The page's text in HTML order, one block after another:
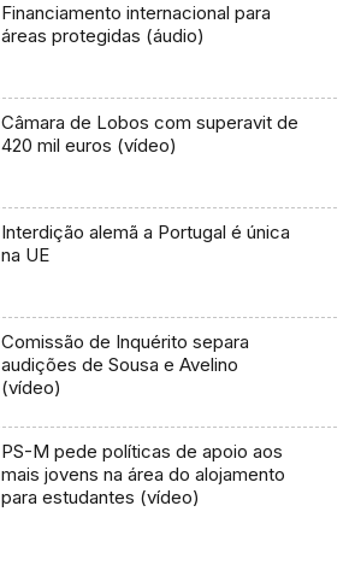
Financiamento internacional para
áreas protegidas (áudio)
Câmara de Lobos com superavit de
420 mil euros (vídeo)
Interdição alemã a Portugal é única
na UE
Comissão de Inquérito separa
audições de Sousa e Avelino
(vídeo)
PS-M pede políticas de apoio aos
mais jovens na área do alojamento
para estudantes (vídeo)